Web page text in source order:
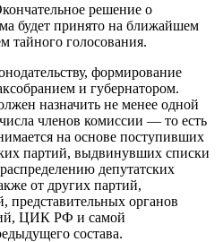
решение о
будет принято на ближайшем
тайного голосования.
формирование
и губернатором.
назначить не менее одной
членов комиссии — то есть
на основе поступивших
партий, выдвинувших списки
депутатских
от других партий,
представительных органов
ЦИК РФ и самой
состава.